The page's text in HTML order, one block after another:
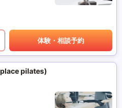
体験・相談予約
place pilates)